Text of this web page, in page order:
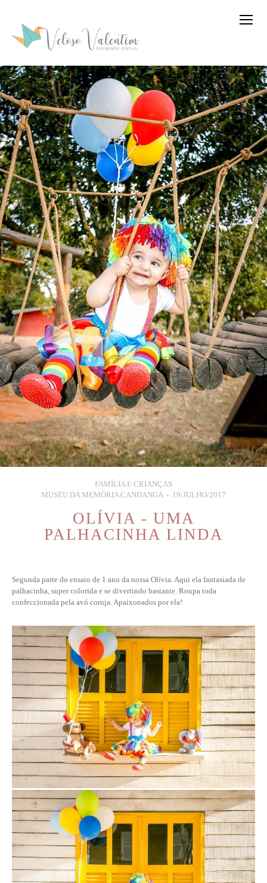
FAMÍLIA E CRIANÇAS
MUSEU DA MEMÓRIA CANDANGA
19/JULHO/2017
OLÍVIA - UMA
PALHACINHA LINDA
Segunda parte do ensaio de 1 ano da nossa Olívia. Aqui ela fantasiada de
palhacinha, super colorida e se divertindo bastante. Roupa toda
confeccionada pela avó coruja. Apaixonados por ela!